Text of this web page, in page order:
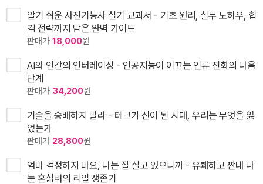
알기 쉬운 사진기능사 실기 교과서 - 기초 원리, 실무 노하우, 합
격 전략까지 담은 완벽 가이드
판매가 18,000원
AI와 인간의 인터레이싱 - 인공지능이 이끄는 인류 진화의 다음
단계
판매가 34,200원
기술을 숭배하지 말라 - 테크가 신이 된 시대, 우리는 무엇을 잃
었는가
판매가 28,800원
엄마 걱정하지 마요, 나는 잘 살고 있으니까 - 유쾌하고 짠내 나
는 혼삶러의 리얼 생존기